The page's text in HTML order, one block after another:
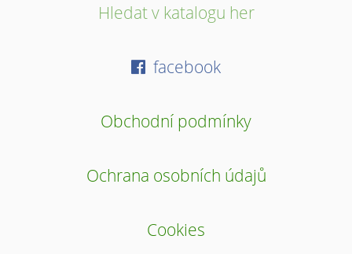
Hledat v katalogu her
facebook
Obchodní podmínky
Ochrana osobních údajů
Cookies